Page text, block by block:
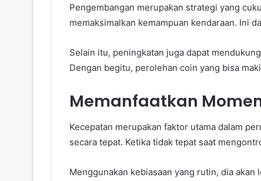
Pengembangan merupakan strategi yang
memaksimalkan kemampuan kendaraan. Ini
Selain itu, peningkatan juga dapat
Dengan begitu, perolehan coin yang bisa
Memanfaatkan
Kecepatan merupakan faktor utama dalam
secara tepat. Ketika tidak tepat saat
Menggunakan kebiasaan yang rutin, dia